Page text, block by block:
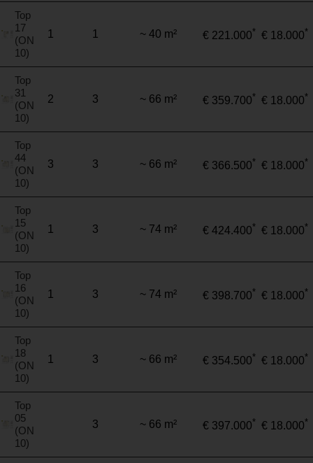
Top
17
(ON
10)
1 1 ~ 40 m² € 221.000* € 18.000*
Top
31
(ON
10)
2 3 ~ 66 m² € 359.700* € 18.000*
Top
44
(ON
10)
3 3 ~ 66 m² € 366.500* € 18.000*
Top
15
(ON
10)
1 3 ~ 74 m² € 424.400* € 18.000*
Top
16
(ON
10)
1 3 ~ 74 m² € 398.700* € 18.000*
Top
18
(ON
10)
1 3 ~ 66 m² € 354.500* € 18.000*
Top
05
(ON
10)
3 ~ 66 m² € 397.000* € 18.000*